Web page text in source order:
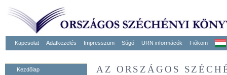
Kapcsolat Adatkezelés Impresszum Súgó URN informácók Fiókom
Kezdőlap
AZ ORSZÁGOS